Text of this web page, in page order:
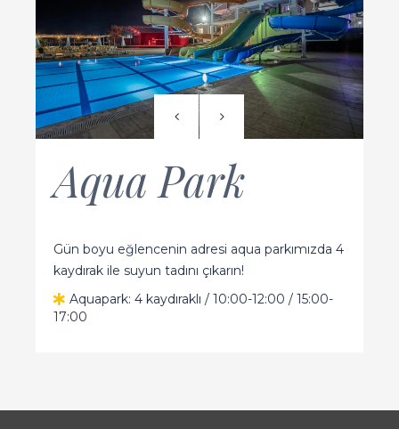
Aqua Park
Gün boyu eğlencenin adresi aqua parkımızda 4
kaydırak ile suyun tadını çıkarın!
Aquapark: 4 kaydıraklı / 10:00-12:00 / 15:00-
17:00